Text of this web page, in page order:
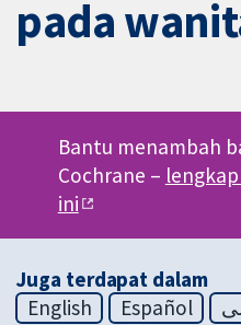
pada
Bantu menambah
Cochrane –
ini
Juga terdapat dalam
English
Español